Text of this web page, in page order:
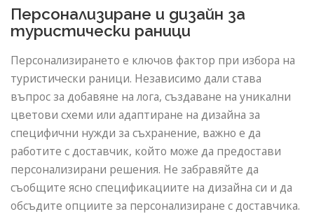
Персонализиране и дизайн за
туристически раници
Персонализирането е ключов фактор при избора на
туристически раници. Независимо дали става
въпрос за добавяне на лога, създаване на уникални
цветови схеми или адаптиране на дизайна за
специфични нужди за съхранение, важно е да
работите с доставчик, който може да предостави
персонализирани решения. Не забравяйте да
съобщите ясно спецификациите на дизайна си и да
обсъдите опциите за персонализиране с доставчика.